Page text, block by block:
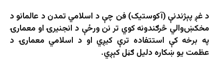
د غږ پېژندنې (آکوستیک) فن چې د اسلامي تمدن د عالمانو د
مخکښ‌والي څرګندونه کوي تر نن ورځې د انجنيرۍ او معمارۍ
په برخه کې استتفاده ترې کیږي او د اسلامي معمارۍ د
عظمت یو ښکاره دلیل ګڼل کېږي.